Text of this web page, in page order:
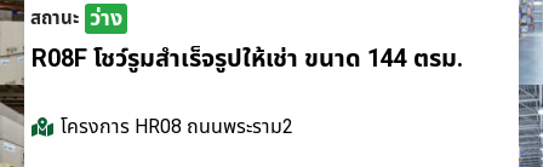
สถานะ ว่าง
R08F โชว์รูมสำเร็จรูปให้เช่า ขนาด 144 ตรม.
โครงการ HR08 ถนนพระราม2